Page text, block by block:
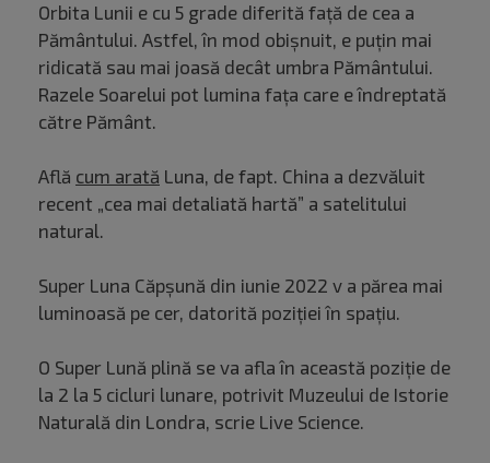
Orbita Lunii e cu 5 grade diferită față de cea a
Pământului. Astfel, în mod obișnuit, e puțin mai
ridicată sau mai joasă decât umbra Pământului.
Razele Soarelui pot lumina fața care e îndreptată
către Pământ.
Află cum arată Luna, de fapt. China a dezvăluit
recent „cea mai detaliată hartă” a satelitului
natural.
Super Luna Căpșună din iunie 2022 v a părea mai
luminoasă pe cer, datorită poziției în spațiu.
O Super Lună plină se va afla în această poziție de
la 2 la 5 cicluri lunare, potrivit Muzeului de Istorie
Naturală din Londra, scrie Live Science.